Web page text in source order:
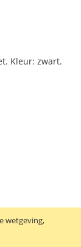
wetgeving,
Kleur: zwart.